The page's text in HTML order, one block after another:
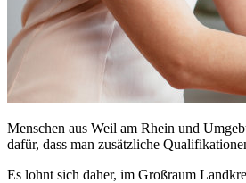
Menschen aus Weil am Rhein und
dafür, dass man zusätzliche
Es lohnt sich daher, im Großraum